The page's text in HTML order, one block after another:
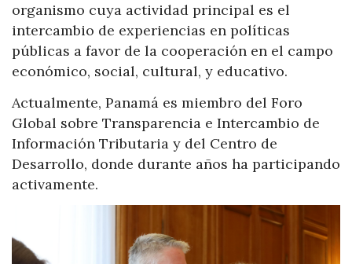
organismo cuya actividad principal es el
intercambio de experiencias en políticas
públicas a favor de la cooperación en el campo
económico, social, cultural, y educativo.
Actualmente, Panamá es miembro del Foro
Global sobre Transparencia e Intercambio de
Información Tributaria y del Centro de
Desarrollo, donde durante años ha participando
activamente.